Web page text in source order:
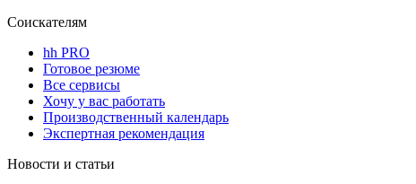
Соискателям
hh PRO
Готовое резюме
Все сервисы
Хочу у вас работать
Производственный календарь
Экспертная рекомендация
Новости и статьи